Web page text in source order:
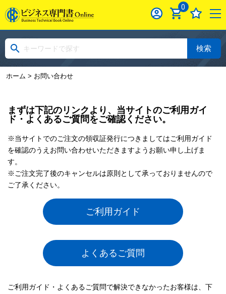
0
検索
ホーム > お問い合わせ
まずは下記のリンクより、当サイトのご利用ガイ
ド・よくあるご質問をご確認ください。
※当サイトでのご注文の領収証発行につきましてはご利用ガイド
を確認のうえお問い合わせいただきますようお願い申し上げま
す。
※ご注文完了後のキャンセルは原則として承っておりませんので
ご了承ください。
ご利用ガイド
よくあるご質問
ご利用ガイド・よくあるご質問で解決できなかったお客様は、下